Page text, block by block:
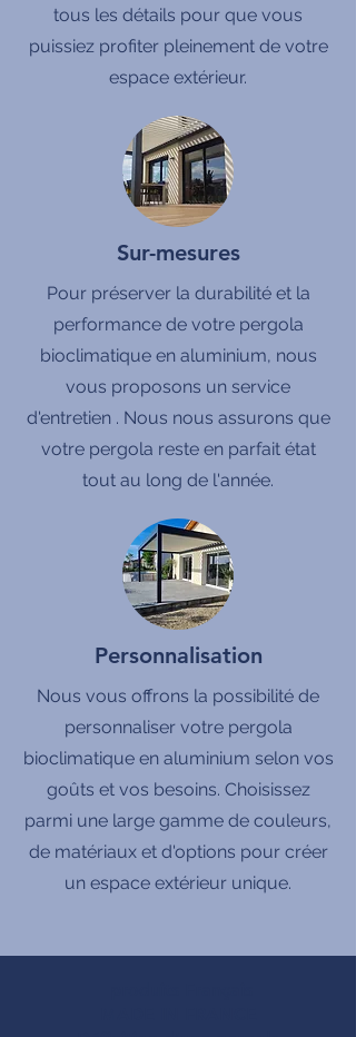
tous les détails pour que vous
puissiez profiter pleinement de votre
espace extérieur.
Sur-mesures
Pour préserver la durabilité et la
performance de votre pergola
bioclimatique en aluminium, nous
vous proposons un service
d'entretien . Nous nous assurons que
votre pergola reste en parfait état
tout au long de l'année.
Personnalisation
Nous vous offrons la possibilité de
personnaliser votre pergola
bioclimatique en aluminium selon vos
goûts et vos besoins. Choisissez
parmi une large gamme de couleurs,
de matériaux et d'options pour créer
un espace extérieur unique.